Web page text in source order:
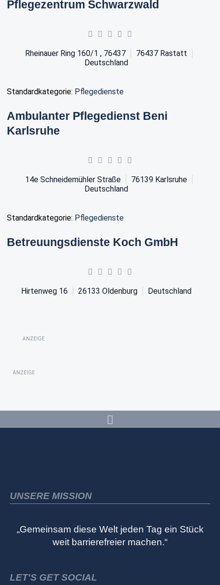
Pflegezentrum Schwarzwald
Rheinauer Ring 160/1 , 76437 76437 Rastatt
Deutschland
Standardkategorie: Pflegedienste
Ambulanter Pflegedienst Beni
Karlsruhe
14e Schneidemühler Straße 76139 Karlsruhe
Deutschland
Standardkategorie: Pflegedienste
Betreuungsdienste Koch GmbH
Hirtenweg 16 26133 Oldenburg Deutschland
ANZEIGE
ANZEIGE
UNSERE MISSION
„Gemeinsam diese Welt jeden Tag ein Stück
weit barrierefreier machen.“
LET'S GET SOCIAL